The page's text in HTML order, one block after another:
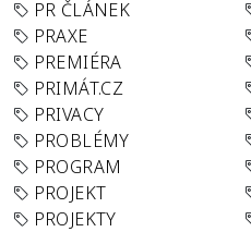
PR ČLÁNEK
PRAXE
PREMIÉRA
PRIMÁT.CZ
PRIVACY
PROBLÉMY
PROGRAM
PROJEKT
PROJEKTY